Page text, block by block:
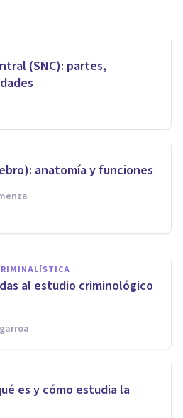
(SNC): partes,
anatomía y funciones
sobre
y
al estudio criminológico
es y cómo estudia la